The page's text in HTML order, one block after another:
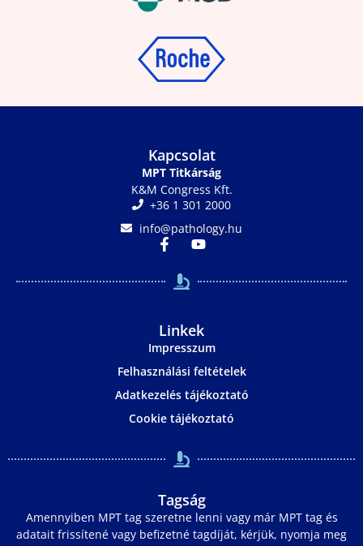
Kapcsolat
MPT Titkárság
K&M Congress Kft.
+36 1 301 2000
info@pathology.hu
Linkek
Impresszum
Felhasználási feltételek
Adatkezelés tájékoztató
Cookie tájékoztató
Tagság
Amennyiben MPT tag szeretne lenni vagy már MPT tag és
adatait frissítené vagy befizetné tagdíját, kérjük, nyomja meg